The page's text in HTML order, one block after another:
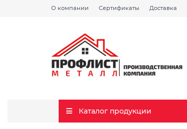
О компании Сертификаты Доставка
Каталог продукции